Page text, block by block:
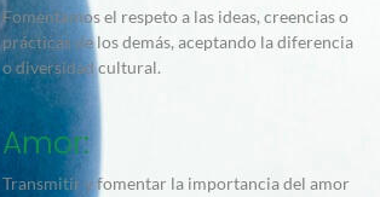
Fomentamos el respeto a las ideas, creencias o
prácticas de los demás, aceptando la diferencia
o diversidad cultural.
Amor:
Transmitir y fomentar la importancia del amor